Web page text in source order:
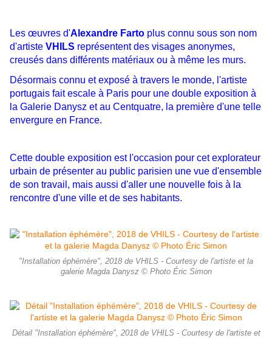
Les œuvres d'Alexandre Farto plus connu sous son nom
d'artiste VHILS représentent des visages anonymes,
creusés dans différents matériaux ou à même les murs.
Désormais connu et exposé à travers le monde, l'artiste
portugais fait escale à Paris pour une double exposition à
la Galerie Danysz et au Centquatre, la première d'une telle
envergure en France.
Cette double exposition est l'occasion pour cet explorateur
urbain de présenter au public parisien une vue d'ensemble
de son travail, mais aussi d'aller une nouvelle fois à la
rencontre d'une ville et de ses habitants.
"Installation éphémère", 2018 de VHILS - Courtesy de l'artiste et la
galerie Magda Danysz © Photo Éric Simon
Détail "Installation éphémère", 2018 de VHILS - Courtesy de l'artiste et